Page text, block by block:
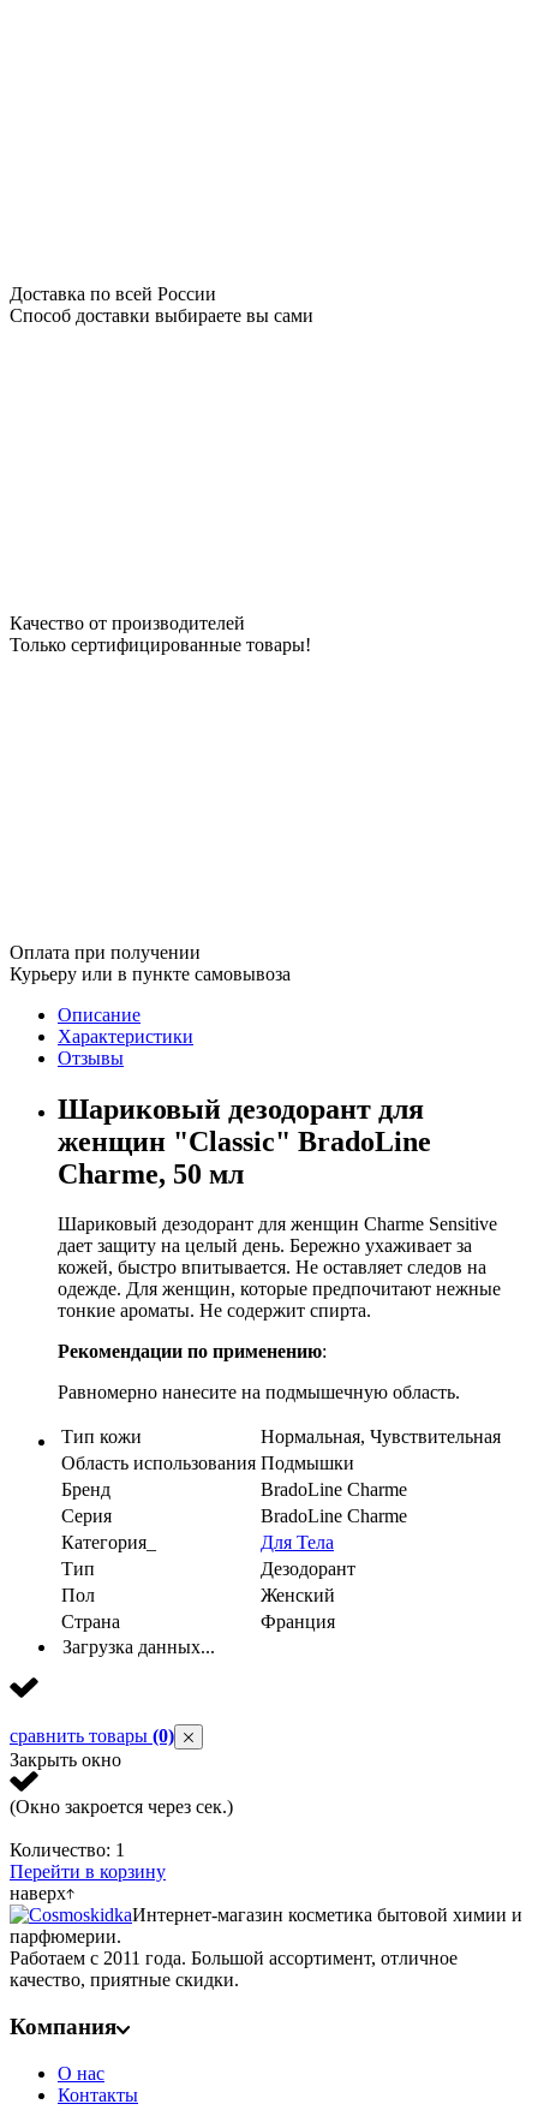
Доставка по всей России
Способ доставки выбираете вы сами
Качество от производителей
Только сертифицированные товары!
Оплата при получении
Курьеру или в пункте самовывоза
Описание
Характеристики
Отзывы
Шариковый дезодорант для
женщин "Classic" BradoLine
Charme, 50 мл
Шариковый дезодорант для женщин Charme Sensitive
дает защиту на целый день. Бережно ухаживает за
кожей, быстро впитывается. Не оставляет следов на
одежде. Для женщин, которые предпочитают нежные
тонкие ароматы. Не содержит спирта.
Рекомендации по применению:
Равномерно нанесите на подмышечную область.
Тип кожи
Нормальная, Чувствительная
Область использования Подмышки
Бренд
BradoLine Charme
Серия
BradoLine Charme
Категория_
Для Тела
Тип
Дезодорант
Пол
Женский
Страна
Франция
Загрузка данных...
сравнить товары (0)
Закрыть окно
(Окно закроется через сек.)
Количество: 1
Перейти в корзину
наверх
Интернет-магазин косметика бытовой химии и
парфюмерии.
Работаем с 2011 года. Большой ассортимент, отличное
качество, приятные скидки.
Компания
О нас
Контакты